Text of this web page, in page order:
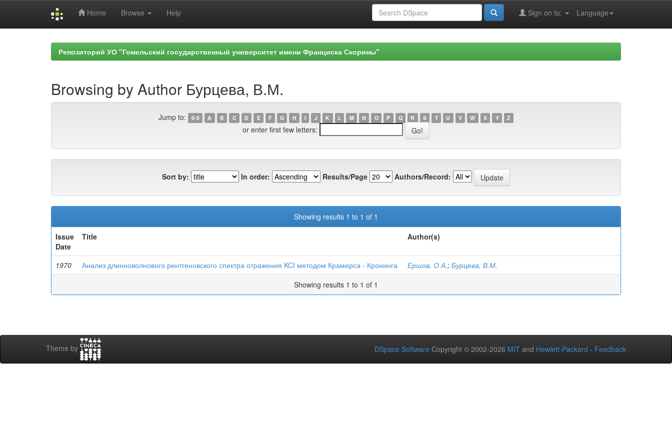
Home Browse Help Language
Sign on to:
Репозиторий УО "Гомельский государственный университет имени Франциска Скорины"
Browsing by Author Бурцева, В.М.
Jump to: 0-9 A B C D E F G H I J K L M N O P Q R S T U V W X Y Z
or enter first few letters:
Sort by: In order: Results/Page Authors/Record:
Showing results 1 to 1 of 1
Issue
Date
Title Author(s)
1970 Анализ длинноволнового рентгеновского спектра отражения KCI методом Крамерса - Кронинга Ершов, О.А.; Бурцева, В.М.
Showing results 1 to 1 of 1
Theme by DSpace Software Copyright © 2002-2026 MIT and Hewlett-Packard - Feedback